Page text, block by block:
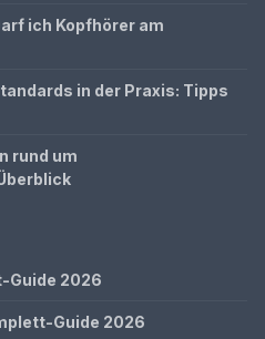
ich Kopfhörer am
in der Praxis: Tipps
rund um
Guide 2026
Guide 2026